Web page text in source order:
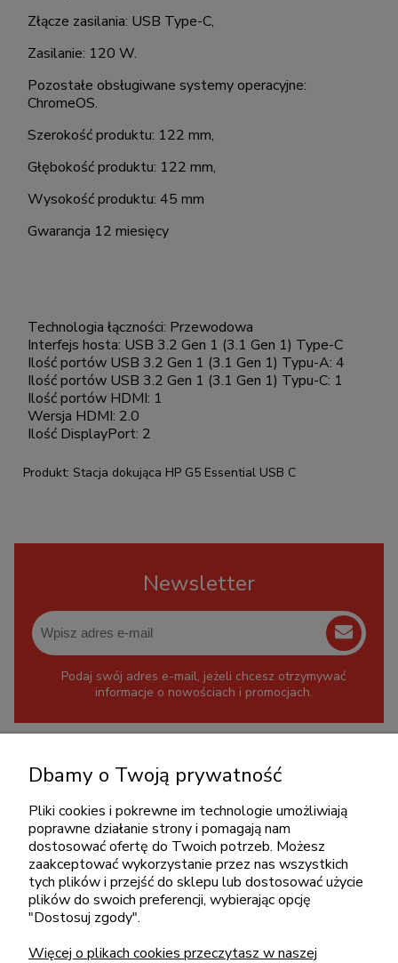
Złącze zasilania: USB Type-C,
Zasilanie: 120 W.
Pozostałe obsługiwane systemy operacyjne:
ChromeOS.
Szerokość produktu: 122 mm,
Głębokość produktu: 122 mm,
Wysokość produktu: 45 mm
Gwarancja 12 miesięcy
Technologia łączności: Przewodowa
Interfejs hosta: USB 3.2 Gen 1 (3.1 Gen 1) Type-C
Ilość portów USB 3.2 Gen 1 (3.1 Gen 1) Typu-A: 4
Ilość portów USB 3.2 Gen 1 (3.1 Gen 1) Typu-C: 1
Ilość portów HDMI: 1
Wersja HDMI: 2.0
Ilość DisplayPort: 2
Produkt: Stacja dokująca HP G5 Essential USB C
Newsletter
Podaj swój adres e-mail, jeżeli chcesz otrzymywać
informacje o nowościach i promocjach.
+48 717345566
pon.-piąt.: 08:00-16:00
sklep@cebit.pl
ZAKUPY
POMOC
Dbamy o Twoją prywatność
Pliki cookies i pokrewne im technologie umożliwiają
poprawne działanie strony i pomagają nam
dostosować ofertę do Twoich potrzeb. Możesz
zaakceptować wykorzystanie przez nas wszystkich
tych plików i przejść do sklepu lub dostosować użycie
plików do swoich preferencji, wybierając opcję
"Dostosuj zgody".
Więcej o plikach cookies przeczytasz w naszej